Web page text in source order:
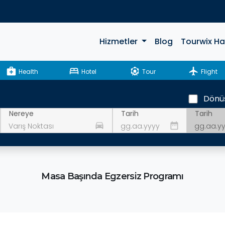
Hizmetler Blog Tourwix
medical_services Health bed Hotel attractions Tour flight Flight
Nereye
drive_eta
Tarih
date_range
Tarih
Masa Başında Egzersiz Programı